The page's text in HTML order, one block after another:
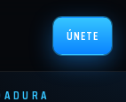
ÚNETE